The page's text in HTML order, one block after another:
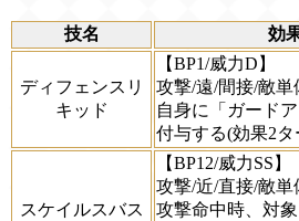
技名 効
ディフェンスリ
キッド
【BP1/威力D】
攻撃/遠/間接/敵単
自身に「ガード
付与する(効果2タ
スケイルスバス
【BP12/威力SS】
攻撃/近/直接/敵単
攻撃命中時、対